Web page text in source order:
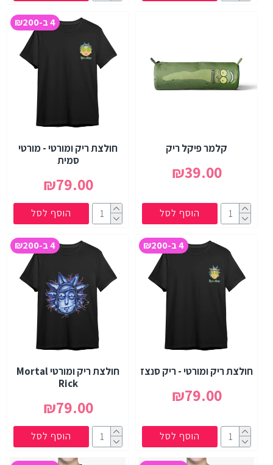
קלמר פיקל ריק
₪39.00
הוסף לסל
4 ב-₪200
חולצת ריק ומורטי - מורטי
סמית
₪79.00
הוסף לסל
4 ב-₪200
חולצת ריק ומורטי - ריק סנצז
₪79.00
הוסף לסל
4 ב-₪200
חולצת ריק ומורטי Mortal
Rick
₪79.00
הוסף לסל